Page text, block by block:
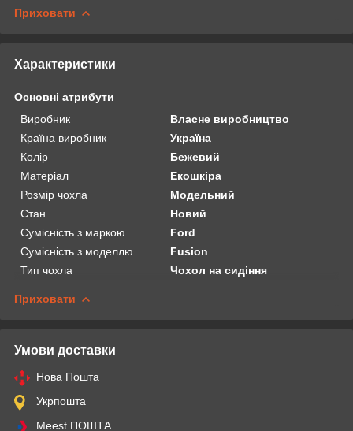
Приховати
Характеристики
Основні атрибути
Виробник
Власне виробництво
Країна виробник
Україна
Колір
Бежевий
Матеріал
Екошкіра
Розмір чохла
Модельний
Стан
Новий
Сумісність з маркою
Ford
Сумісність з моделлю
Fusion
Тип чохла
Чохол на сидіння
Приховати
Умови доставки
Нова Пошта
Укрпошта
Meest ПОШТА